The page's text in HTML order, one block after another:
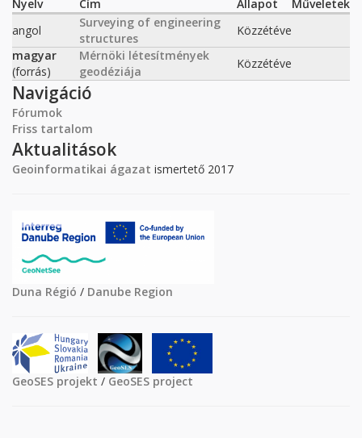
Nyelv
Cím Állapot
Műveletek
angol
Surveying of engineering
structures
Közzétéve
magyar
(forrás)
Mérnöki létesítmények
geodéziája
Közzétéve
Navigáció
Fórumok
Friss tartalom
Aktualitások
Geoinformatikai ágazat ismertető 2017
Duna Régió / Danube Region
GeoSES projekt / GeoSES project